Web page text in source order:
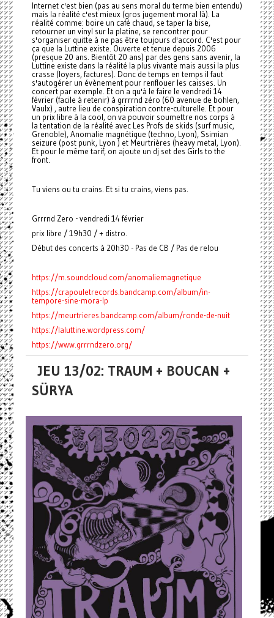
Internet c'est bien (pas au sens moral du terme bien entendu)
mais la réalité c'est mieux (gros jugement moral là). La
réalité comme: boire un café chaud, se taper la bise,
retourner un vinyl sur la platine, se rencontrer pour
s'organiser quitte à ne pas être toujours d'accord. C'est pour
ça que la Luttine existe. Ouverte et tenue depuis 2006
(presque 20 ans. Bientôt 20 ans) par des gens sans avenir, la
Luttine existe dans la réalité la plus vivante mais aussi la plus
crasse (loyers, factures). Donc de temps en temps il faut
s'autogérer un évènement pour renflouer les caisses. Un
concert par exemple. Et on a qu'à le faire le vendredi 14
février (facile à retenir) à grrrrnd zéro (60 avenue de bohlen,
Vaulx) , autre lieu de conspiration contre-culturelle. Et pour
un prix libre à la cool, on va pouvoir soumettre nos corps à
la tentation de la réalité avec Les Profs de skids (surf music,
Grenoble), Anomalie magnétique (techno, Lyon), Ssimian
seizure (post punk, Lyon ) et Meurtrières (heavy metal, Lyon).
Et pour le même tarif, on ajoute un dj set des Girls to the
front.
Tu viens ou tu crains. Et si tu crains, viens pas.
Grrrnd Zero - vendredi 14 février
prix libre / 19h30 / + distro.
Début des concerts à 20h30 - Pas de CB / Pas de relou
https://m.soundcloud.com/anomaliemagnetique
https://crapouletrecords.bandcamp.com/album/in-
tempore-sine-mora-lp
https://meurtrieres.bandcamp.com/album/ronde-de-nuit
https://laluttine.wordpress.com/
https://www.grrrndzero.org/
JEU 13/02: TRAUM + BOUCAN +
SÜRYA